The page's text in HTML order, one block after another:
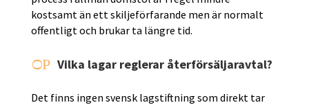
kostsamt än ett skiljeförfarande men är normalt
offentligt och brukar ta längre tid.
OP Vilka lagar reglerar återförsäljaravtal?
Det finns ingen svensk lagstiftning som direkt tar